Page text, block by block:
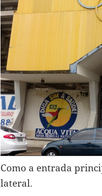
Como a entrada
lateral.